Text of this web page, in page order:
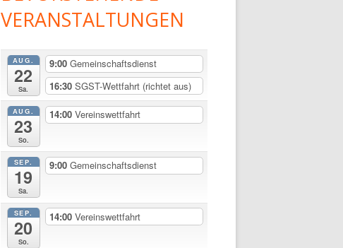
VERANSTALTUNGEN
AUG.
22
Sa.
9:00 Gemeinschaftsdienst
16:30 SGST-Wettfahrt (richtet aus)
AUG.
23
So.
14:00 Vereinswettfahrt
SEP.
19
Sa.
9:00 Gemeinschaftsdienst
SEP.
20
So.
14:00 Vereinswettfahrt